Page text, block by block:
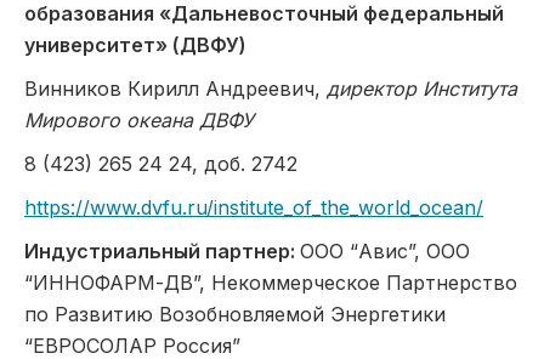
образования «Дальневосточный федеральный
университет» (ДВФУ)
Винников Кирилл Андреевич, директор Института
Мирового океана ДВФУ
8 (423) 265 24 24, доб. 2742
https://www.dvfu.ru/institute_of_the_world_ocean/
Индустриальный партнер: ООО “Авис”, ООО
“ИННОФАРМ-ДВ”, Некоммерческое Партнерство
по Развитию Возобновляемой Энергетики
“ЕВРОСОЛАР Россия”